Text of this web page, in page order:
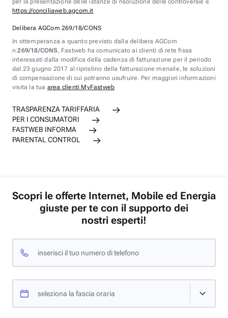
per la presentazione delle istanze di risoluzione delle controversie è
https://conciliaweb.agcom.it
Delibera AGCom 269/18/CONS
In ottemperanza a quanto previsto dalla delibera AGCom
n.269/18/CONS , Fastweb ha comunicato ai clienti di rete fissa
interessati dalla modifica della cadenza di fatturazione per il periodo
dal 23 giugno 2017 al ripristino della fatturazione mensile, le soluzioni
di compensazione di cui potranno usufruire. Per maggiori informazioni
visita la tua area clienti MyFastweb
TRASPARENZA TARIFFARIA
PER I CONSUMATORI
FASTWEB INFORMA
PARENTAL CONTROL
Scopri le offerte Internet, Mobile ed Energia
giuste per te con il supporto dei
nostri esperti!
inserisci il tuo numero di telefono
seleziona la fascia oraria